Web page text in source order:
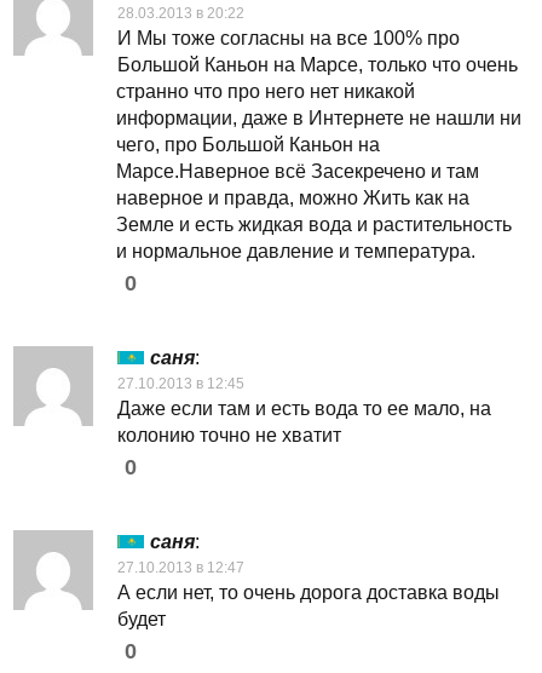
28.03.2013 в 20:22
И Мы тоже согласны на все 100% про
Большой Каньон на Марсе, только что очень
странно что про него нет никакой
информации, даже в Интернете не нашли ни
чего, про Большой Каньон на
Марсе.Наверное всё Засекречено и там
наверное и правда, можно Жить как на
Земле и есть жидкая вода и растительность
и нормальное давление и температура.
0
саня:
27.10.2013 в 12:45
Даже если там и есть вода то ее мало, на
колонию точно не хватит
0
саня:
27.10.2013 в 12:47
А если нет, то очень дорога доставка воды
будет
0